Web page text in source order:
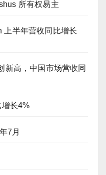
所有权易主
上半年营收同比增长
新高，中国市场营收同
长4%
7月